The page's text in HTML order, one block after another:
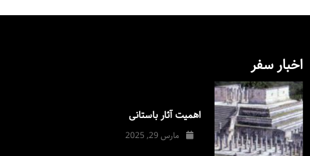
اخبار سفر
اهمیت آثار باستانی
مارس 29, 2025